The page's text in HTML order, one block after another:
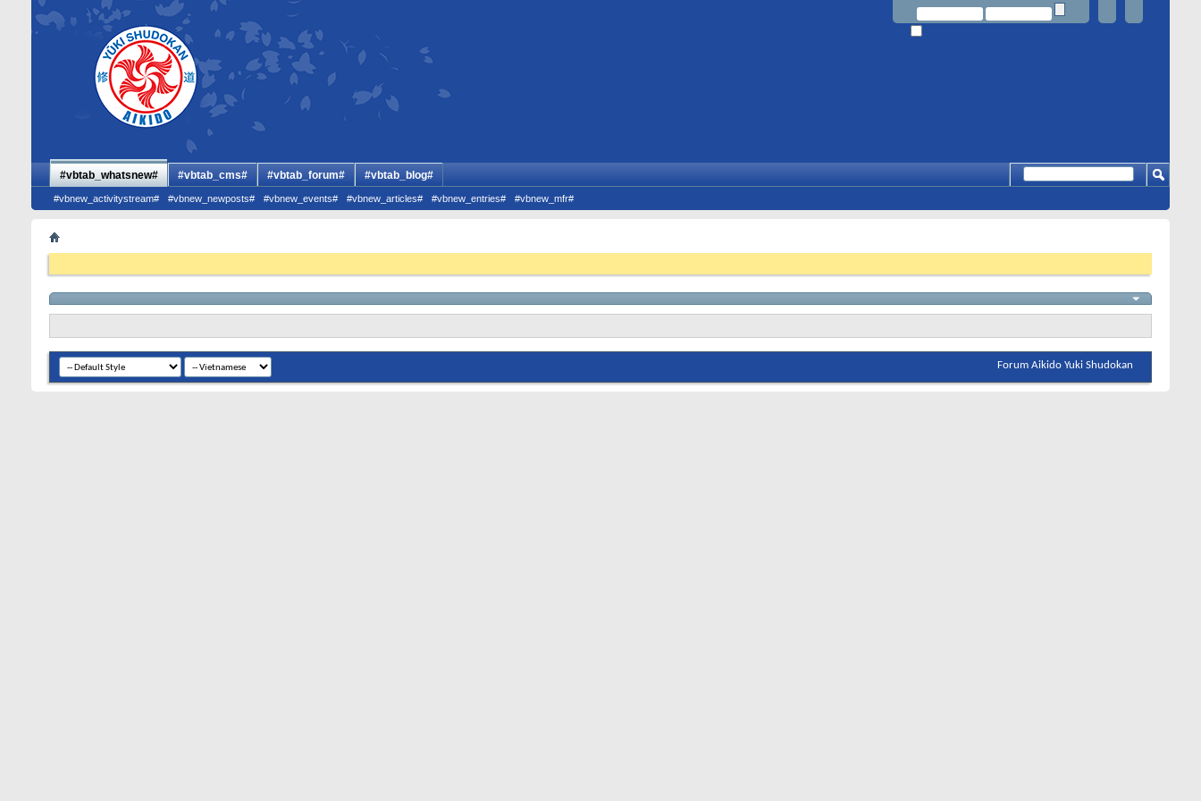
#vbtab_whatsnew#
#vbnew_activitystream# #vbnew_newposts# #vbnew_events# #vbnew_articles# #vbnew_entries# #vbnew_mfr#
#vbtab_cms# #vbtab_forum# #vbtab_blog#
Forum Aikido Yuki Shudokan